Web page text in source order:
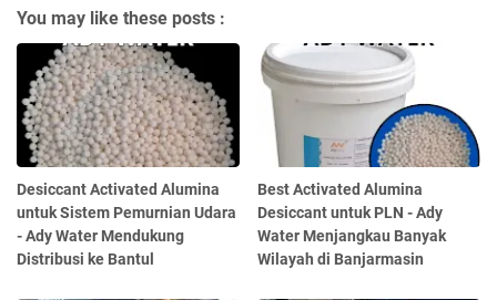
You may like these posts :
Desiccant Activated Alumina
untuk Sistem Pemurnian Udara
- Ady Water Mendukung
Distribusi ke Bantul
Best Activated Alumina
Desiccant untuk PLN - Ady
Water Menjangkau Banyak
Wilayah di Banjarmasin